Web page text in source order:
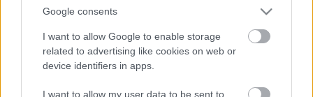
Google consents
I want to allow Google to enable storage
related to advertising like cookies on web or
device identifiers in apps.
I want to allow my user data to be sent to
Android